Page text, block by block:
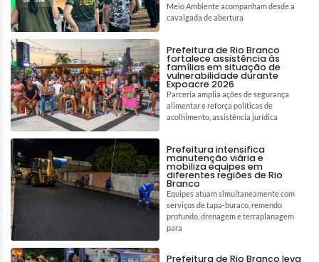
Meio Ambiente acompanham desde a
cavalgada de abertura
Prefeitura de Rio Branco
fortalece assistência às
famílias em situação de
vulnerabilidade durante
Expoacre 2026
Parceria amplia ações de segurança
alimentar e reforça políticas de
acolhimento, assistência jurídica
Prefeitura intensifica
manutenção viária e
mobiliza equipes em
diferentes regiões de Rio
Branco
Equipes atuam simultaneamente com
serviços de tapa-buraco, remendo
profundo, drenagem e terraplanagem
para
Prefeitura de Rio Branco leva